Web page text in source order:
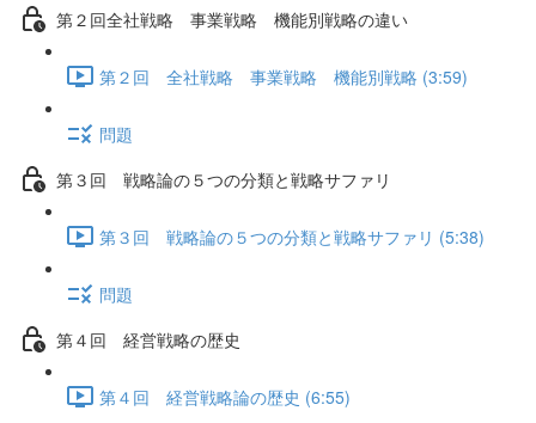
第２回全社戦略 事業戦略 機能別戦略の違い
第２回 全社戦略 事業戦略 機能別戦略 (3:59)
問題
第３回 戦略論の５つの分類と戦略サファリ
第３回 戦略論の５つの分類と戦略サファリ (5:38)
問題
第４回 経営戦略の歴史
第４回 経営戦略論の歴史 (6:55)